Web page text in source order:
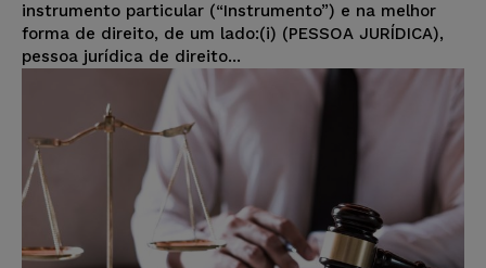
instrumento particular (“Instrumento”) e na melhor
forma de direito, de um lado:(i) (PESSOA JURÍDICA),
pessoa jurídica de direito...